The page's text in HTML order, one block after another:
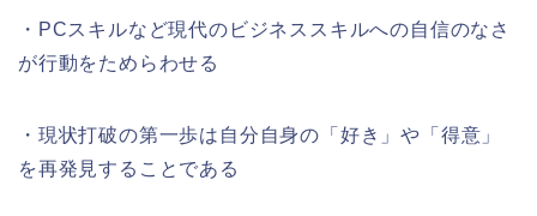
・PCスキルなど現代のビジネススキルへの自信のなさ
が行動をためらわせる
・現状打破の第一歩は自分自身の「好き」や「得意」
を再発見することである